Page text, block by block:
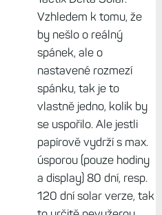
(zřejmě modernější HW, na
druhou stranu mají třeba
senzor tepu), ale čekám ±
podobně mizivý efekt.
Odpovědět
Černoboh, 11. duben
2025, 07:55
Tactix Delta Solar.
Vzhledem k tomu, že
by nešlo o reálný